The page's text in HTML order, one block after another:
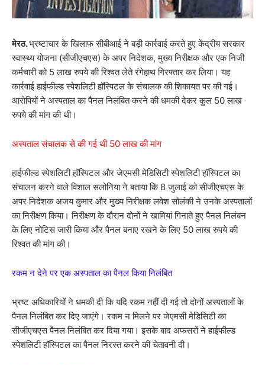
मेरठ.भ्रष्टाचार के खिलाफ सीबीआई ने बड़ी कार्रवाई करते हुए केंद्रीय सरकार
स्वास्थ्य योजना (सीजीएचएस) के अपर निदेशक, मुख्य निरीक्षक और एक निजी
कर्मचारी को 5 लाख रुपये की रिश्वत लेते रंगेहाथ गिरफ्तार कर लिया। यह
कार्रवाई हाईफील्ड स्पेशलिटी हॉस्पिटल के संचालक की शिकायत पर की गई।
आरोपियों ने अस्पताल का पैनल निलंबित करने की धमकी देकर कुल 50 लाख
रुपये की मांग की थी।
अस्पताल संचालक से की गई थी 50 लाख की मांग
हाईफील्ड स्पेशलिटी हॉस्पिटल और जेएमसी मेडिसिटी स्पेशलिटी हॉस्पिटल का
संचालन करने वाले विशाल सलोनिया ने बताया कि 8 जुलाई को सीजीएचएस के
अपर निदेशक अजय कुमार और मुख्य निरीक्षक लवेश सोलंकी ने उनके अस्पतालों
का निरीक्षण किया। निरीक्षण के दौरान दोनों ने खामियां गिनाते हुए पैनल निलंबन
के लिए नोटिस जारी किया और पैनल बनाए रखने के लिए 50 लाख रुपये की
रिश्वत की मांग की।
रकम न देने पर एक अस्पताल का पैनल किया निलंबित
भ्रष्ट अधिकारियों ने धमकी दी कि यदि रकम नहीं दी गई तो दोनों अस्पतालों के
पैनल निलंबित कर दिए जाएंगे। रकम न मिलने पर जेएमसी मेडिसिटी का
सीजीएचएस पैनल निलंबित कर दिया गया। इसके बाद अफसरों ने हाईफील्ड
स्पेशलिटी हॉस्पिटल का पैनल निरस्त करने की चेतावनी दी।